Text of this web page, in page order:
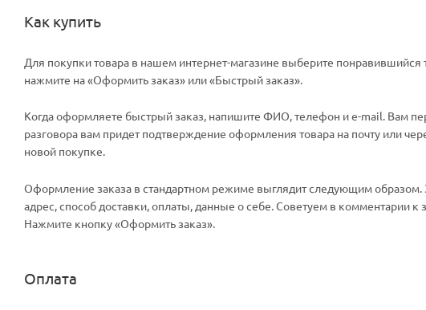
Как купить
Для покупки товара в нашем интернет-магазине выберите понравившийся
нажмите на «Оформить заказ» или «Быстрый заказ».
Когда оформляете быстрый заказ, напишите ФИО, телефон и e-mail. Вам
разговора вам придет подтверждение оформления товара на почту или
новой покупке.
Оформление заказа в стандартном режиме выглядит следующим
адрес, способ доставки, оплаты, данные о себе. Советуем в комментарии
Нажмите кнопку «Оформить заказ».
Оплата